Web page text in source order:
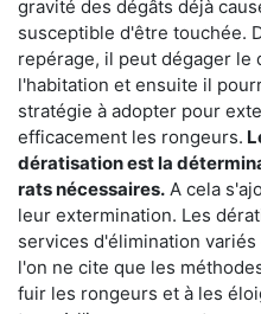
gravité des dégâts déjà
susceptible d'être touchée.
repérage, il peut dégager le
l'habitation et ensuite il
stratégie à adopter pour
efficacement les rongeurs.
dératisation est la
rats nécessaires. A cela
leur extermination. Les
services d'élimination
l'on ne cite que les
fuir les rongeurs et à les